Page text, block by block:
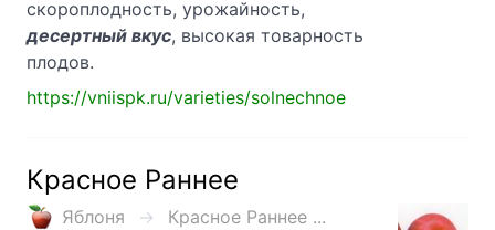
скороплодность, урожайность,
десертный вкус, высокая товарность
плодов.
https://vniispk.ru/varieties/solnechnoe
Красное Раннее
Яблоня
Красное Раннее ...